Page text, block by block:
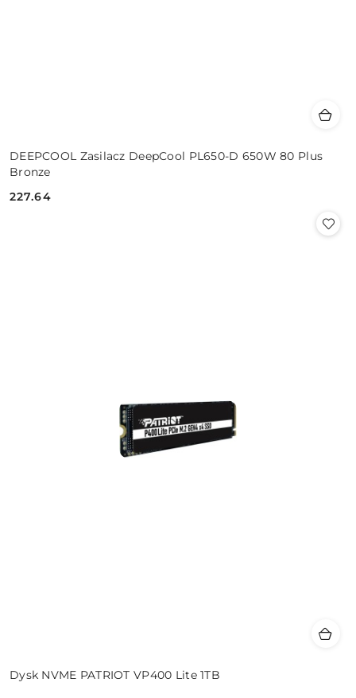
DEEPCOOL Zasilacz DeepCool PL650-D 650W 80 Plus
Bronze
Cena:
227.64
Dysk NVME PATRIOT VP400 Lite 1TB